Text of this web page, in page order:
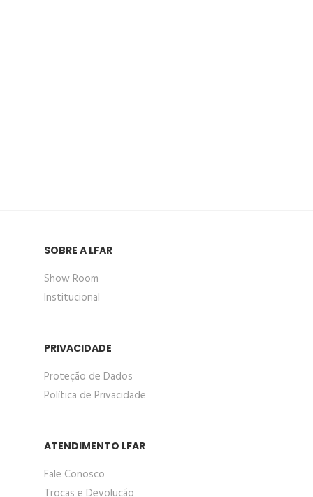
SOBRE A LFAR
Show Room
Institucional
PRIVACIDADE
Proteção de Dados
Política de Privacidade
ATENDIMENTO LFAR
Fale Conosco